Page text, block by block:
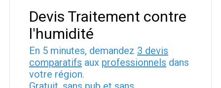
Devis Traitement contre
l'humidité
En 5 minutes, demandez 3 devis
comparatifs aux professionnels dans
votre région.